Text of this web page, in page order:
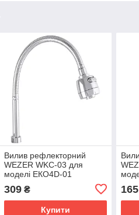
Вилив рефлекторний
WEZER WKC-03 для
моделі ЕКО4D-01
309₴
Купити
165